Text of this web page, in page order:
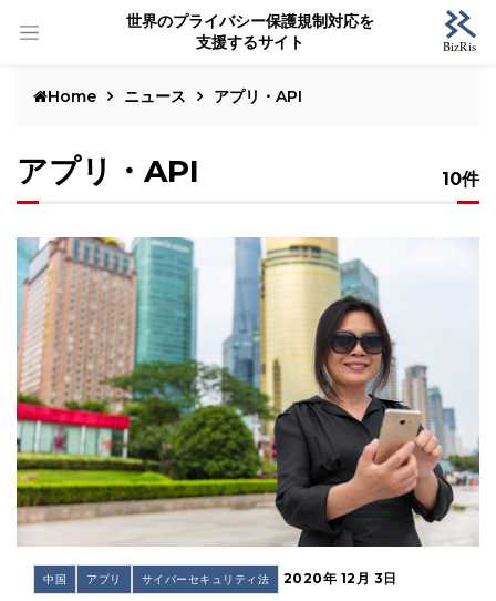
世界のプライバシー保護規制対応を
支援するサイト
Home ニュース アプリ・API
アプリ・API 10件
中国 アプリ サイバーセキュリティ法 2020年 12月 3日